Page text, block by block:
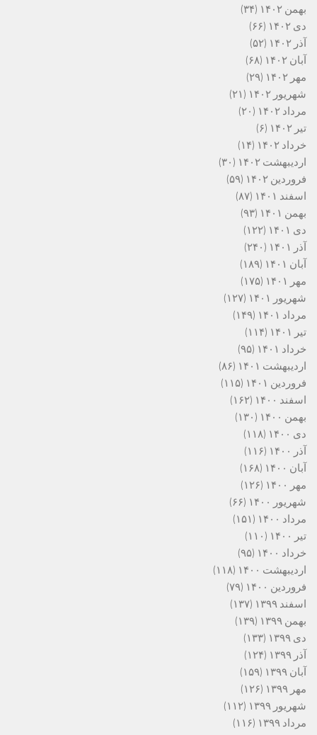
بهمن ۱۴۰۲
(۳۴)
دی ۱۴۰۲
(۶۶)
آذر ۱۴۰۲
(۵۲)
آبان ۱۴۰۲
(۶۸)
مهر ۱۴۰۲
(۲۹)
شهریور ۱۴۰۲
(۲۱)
مرداد ۱۴۰۲
(۲۰)
تیر ۱۴۰۲
(۶)
خرداد ۱۴۰۲
(۱۴)
اردیبهشت ۱۴۰۲
(۳۰)
فروردین ۱۴۰۲
(۵۹)
اسفند ۱۴۰۱
(۸۷)
بهمن ۱۴۰۱
(۹۳)
دی ۱۴۰۱
(۱۲۲)
آذر ۱۴۰۱
(۲۴۰)
آبان ۱۴۰۱
(۱۸۹)
مهر ۱۴۰۱
(۱۷۵)
شهریور ۱۴۰۱
(۱۲۷)
مرداد ۱۴۰۱
(۱۴۹)
تیر ۱۴۰۱
(۱۱۴)
خرداد ۱۴۰۱
(۹۵)
اردیبهشت ۱۴۰۱
(۸۶)
فروردین ۱۴۰۱
(۱۱۵)
اسفند ۱۴۰۰
(۱۶۲)
بهمن ۱۴۰۰
(۱۳۰)
دی ۱۴۰۰
(۱۱۸)
آذر ۱۴۰۰
(۱۱۶)
آبان ۱۴۰۰
(۱۶۸)
مهر ۱۴۰۰
(۱۲۶)
شهریور ۱۴۰۰
(۶۶)
مرداد ۱۴۰۰
(۱۵۱)
تیر ۱۴۰۰
(۱۱۰)
خرداد ۱۴۰۰
(۹۵)
اردیبهشت ۱۴۰۰
(۱۱۸)
فروردین ۱۴۰۰
(۷۹)
اسفند ۱۳۹۹
(۱۳۷)
بهمن ۱۳۹۹
(۱۳۹)
دی ۱۳۹۹
(۱۳۳)
آذر ۱۳۹۹
(۱۲۴)
آبان ۱۳۹۹
(۱۵۹)
مهر ۱۳۹۹
(۱۲۶)
شهریور ۱۳۹۹
(۱۱۲)
مرداد ۱۳۹۹
(۱۱۶)